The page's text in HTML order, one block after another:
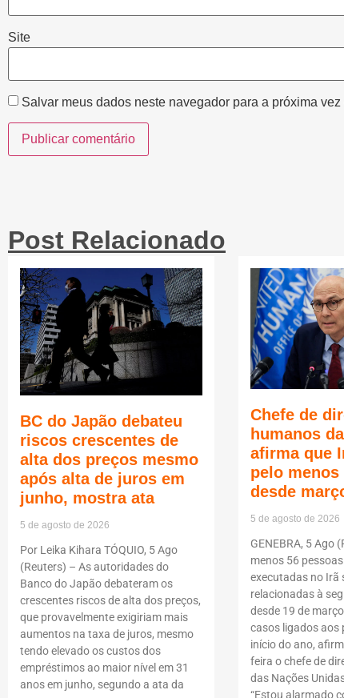
Site
Salvar meus dados neste navegador para a próxima vez
Post Relacionado
BC do Japão debateu
riscos crescentes de
alta dos preços mesmo
após alta de juros em
junho, mostra ata
5 de agosto de 2026
Por Leika Kihara TÓQUIO, 5 Ago
(Reuters) – As autoridades do
Banco do Japão debateram os
crescentes riscos de alta dos preços,
que provavelmente exigiriam mais
aumentos na taxa de juros, mesmo
tendo elevado os custos dos
empréstimos ao maior nível em 31
anos em junho, segundo a ata da
Chefe de
humanos
afirma que
pelo menos
desde
5 de agosto de 2026
GENEBRA, 5 Ago
menos 56
executadas no Irã
relacionadas à
desde 19 de
casos ligados aos
início do ano,
feira o chefe de
das Nações
“Estou alarmado